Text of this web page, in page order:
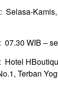
Kamis,
WIB –
HBoutique
Terban